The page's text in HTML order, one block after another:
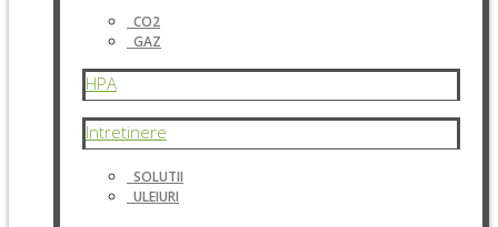
CO2
GAZ
HPA
Intretinere
SOLUTII
ULEIURI